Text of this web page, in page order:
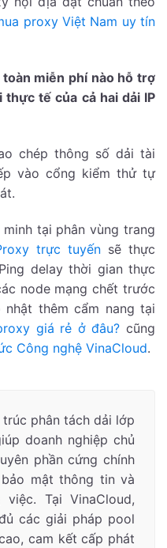
proxy Việt Nam uy tín
miễn phí nào hỗ trợ
tế của cả hai dải IP
chép thông số dải tài
vào cổng kiểm thử tự
tại phân vùng trang
trực tuyến sẽ thực
delay thời gian thực
node mạng chết trước
thêm cẩm nang tại
giá rẻ ở đâu? cũng
Công nghệ VinaCloud.
phân tách dải lớp
doanh nghiệp chủ
phần cứng chính
mật thông tin và
Tại VinaCloud,
các giải pháp pool
cam kết cấp phát